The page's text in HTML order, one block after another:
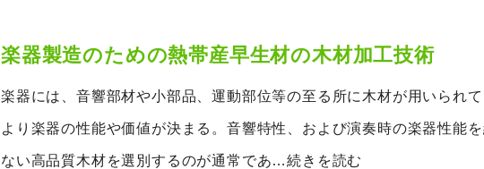
楽器製造のための熱帯産早生材の木材加工技術
楽器には、音響部材や小部品、運動部位等の至る所に木材が用いられ
より楽器の性能や価値が決まる。音響特性、および演奏時の楽器性能
ない高品質木材を選別するのが通常であ…続きを読む